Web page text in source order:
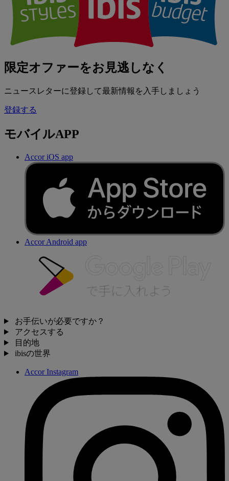
限定オファーをお見逃しなく
ニュースレターに登録して最新情報を入手しましょう
登録する
モバイルAPP
Accor iOS app
Accor Android app
お手伝いが必要ですか？
アクセスする
目的地
ibisの世界
Accor Instagram